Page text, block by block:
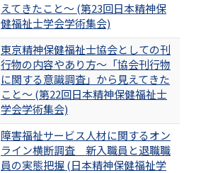
えてきたこと～ (第23回日本精神保
健福祉士学会学術集会)
東京精神保健福祉士協会としての刊
行物の内容やあり方～「協会刊行物
に関する意識調査」から見えてきた
こと～ (第22回日本精神保健福祉士
学会学術集会)
障害福祉サービス人材に関するオン
ライン横断調査 新入職員と退職職
員の実態把握 (日本精神保健福祉学